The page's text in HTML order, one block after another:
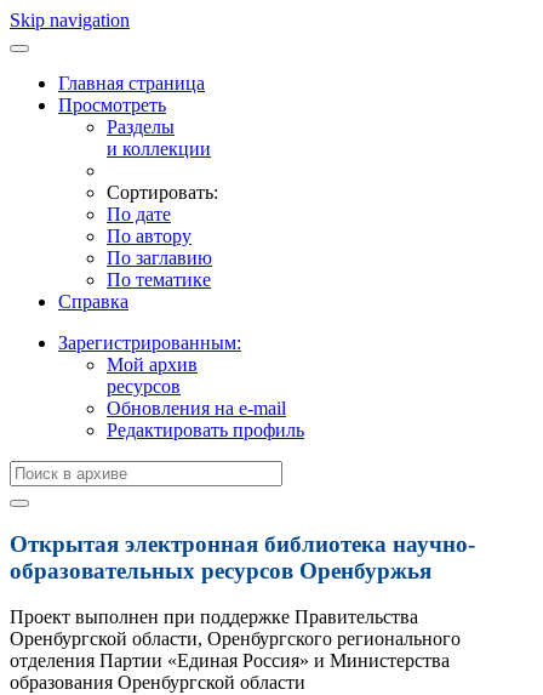
Skip navigation
Главная страница
Просмотреть
Разделы
и коллекции
Сортировать:
По дате
По автору
По заглавию
По тематике
Справка
Зарегистрированным:
Мой архив
ресурсов
Обновления на e-mail
Редактировать профиль
Открытая электронная библиотека научно-
образовательных ресурсов Оренбуржья
Проект выполнен при поддержке Правительства
Оренбургской области, Оренбургского регионального
отделения Партии «Единая Россия» и Министерства
образования Оренбургской области